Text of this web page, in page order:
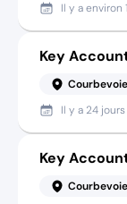
Il y aenviron
Key
Courbevoie
Il y a 24 jours
Key
Courbevoie